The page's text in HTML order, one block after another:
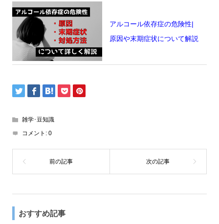
アルコール依存症の危険性|
原因や末期症状について解説
雑学･豆知識
コメント: 0
おすすめ記事